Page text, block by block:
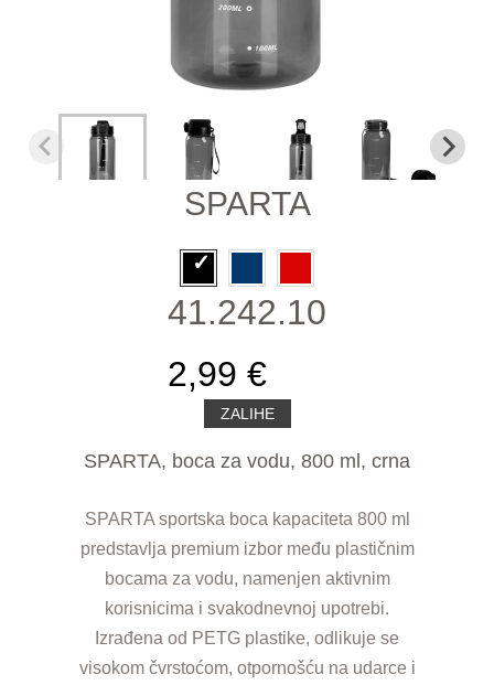
SPARTA
41.242.10
2,99 €
ZALIHE
SPARTA, boca za vodu, 800 ml, crna
SPARTA sportska boca kapaciteta 800 ml
predstavlja premium izbor među plastičnim
bocama za vodu, namenjen aktivnim
korisnicima i svakodnevnoj upotrebi.
Izrađena od PETG plastike, odlikuje se
visokom čvrstoćom, otpornošću na udarce i